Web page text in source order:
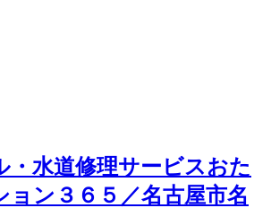
・水道修理サービスおた
ョン３６５／名古屋市名